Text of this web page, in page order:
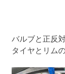
バルブと正反
タイヤとリム